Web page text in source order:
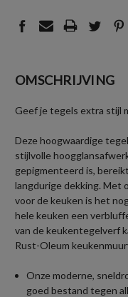
OMSCHRIJVING
Geef je tegels extra stijl
Deze hoogwaardige
stijlvolle
gepigmenteerd is,
langdurige dekking. Met
voor de keuken is het
hele keuken een
van de keukentegelverf
Rust-Oleum
Onze moderne,
goed bestand tegen